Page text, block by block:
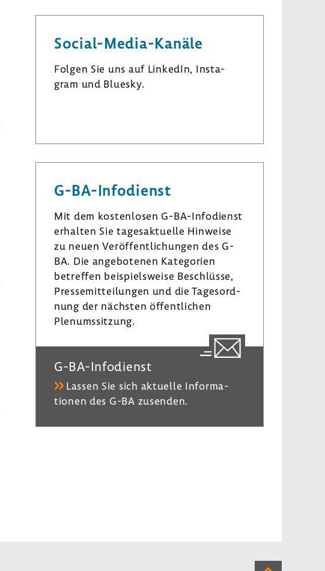
Social-​Media-Kanäle
Folgen Sie uns auf LinkedIn, Insta­
gram und Bluesky.
n
k
d
n
s
t
­
r
a
m
u
e
k
G-​BA-Infodienst
Mit dem kosten­losen G-​BA-Infodienst
erhalten Sie tages­ak­tu­elle Hinweise
zu neuen Veröf­fent­li­chungen des G-
BA. Die ange­bo­tenen Kate­go­rien
betreffen beispiels­weise Beschlüsse,
Pres­se­mit­tei­lungen und die Tages­ord­
nung der nächsten öffent­li­chen
Plenumssit­zung.
G-​BA-Infodienst
Lassen Sie sich aktu­elle Infor­ma­
tionen des G-BA zusenden.